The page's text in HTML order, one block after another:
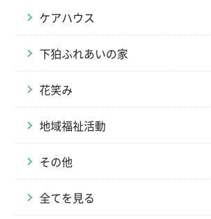
ケアハウス
下狛ふれあいの家
花笑み
地域福祉活動
その他
全てを見る